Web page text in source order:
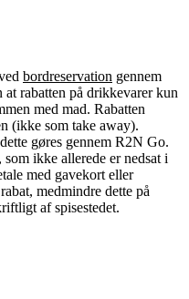
bordreservation gennem
rabatten på drikkevarer kun
med mad. Rabatten
(ikke som take away).
gøres gennem R2N Go.
ikke allerede er nedsat i
med gavekort eller
medmindre dette på
af spisestedet.